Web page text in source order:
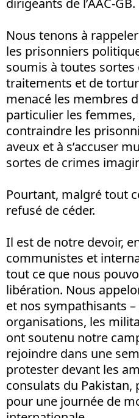
Nous tenons à
les prisonniers
soumis à toutes sortes
traitements et de
menacé les membres
particulier les
contraindre les
aveux et à s’accuser
sortes de crimes
Pourtant, malgré tout
refusé de céder.
Il est de notre devoir,
communistes et
tout ce que nous
libération. Nous
et nos sympathisants
organisations, les
ont soutenu notre
rejoindre dans une
protester devant les
consulats du
pour une journée de